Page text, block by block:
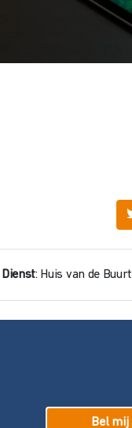
Dienst: Huis van de Buurt
Bel mij